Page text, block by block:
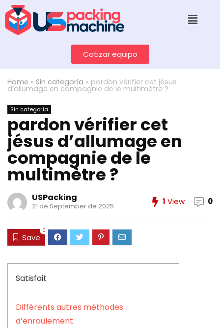
Cotizar equipo
Home » Sin categoría » pardon vérifier cet jésus
d’allumage en compagnie de le multimètre ?
Sin categoría
pardon vérifier cet
jésus d’allumage en
compagnie de le
multimètre ?
USPacking
21 de September de 2025 1 View 0
Save
0
Satisfait
Différents autres méthodes
d’enroulement